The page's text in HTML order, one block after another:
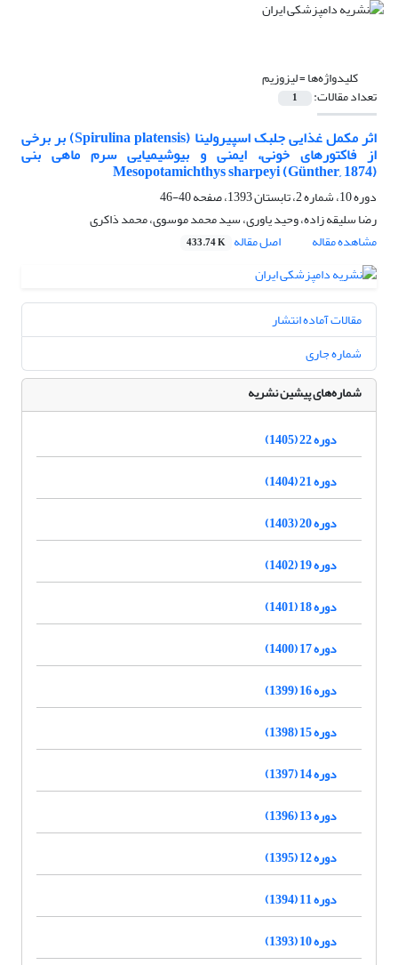
کلیدواژه‌ها =لیزوزیم
تعداد مقالات: 1
اثر مکمل غذایی جلبک اسپیرولینا (Spirulina platensis) بر برخی
از فاکتورهای خونی، ایمنی و بیوشیمیایی سرم ماهی بنی
Mesopotamichthys sharpeyi (Günther, 1874)
دوره 10، شماره 2، تابستان 1393، صفحه
40-46
رضا سلیقه زاده، وحید یاوری، سید محمد موسوی، محمد ذاکری
مشاهده مقاله
اصل مقاله 433.74 K
مقالات آماده انتشار
شماره جاری
شماره‌های پیشین نشریه
دوره 22 (1405)
دوره 21 (1404)
دوره 20 (1403)
دوره 19 (1402)
دوره 18 (1401)
دوره 17 (1400)
دوره 16 (1399)
دوره 15 (1398)
دوره 14 (1397)
دوره 13 (1396)
دوره 12 (1395)
دوره 11 (1394)
دوره 10 (1393)